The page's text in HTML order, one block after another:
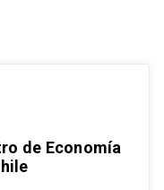
de Economía